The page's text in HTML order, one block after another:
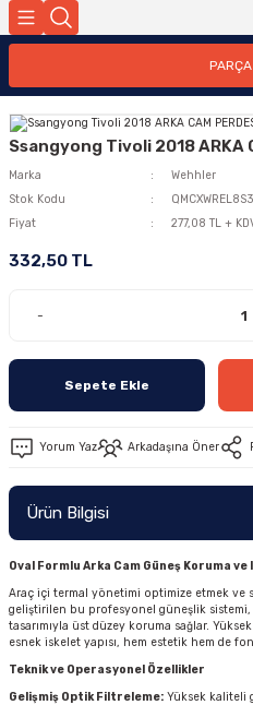
PARÇA
Ssangyong Tivoli 2018 ARKA
Marka
Wehhler
Stok Kodu
Fiyat
277,08 TL +
332,50 TL
-
Sepete Ekle
Yorum Yaz Arkadaşına Öner
Ürün Bilgisi
Oval Formlu Arka Cam Güneş Koruma
Araç içi termal yönetimi optimize etmek ve
geliştirilen bu profesyonel güneşlik
tasarımıyla üst düzey koruma sağlar.
esnek iskelet yapısı, hem estetik hem de
Teknik ve Operasyonel Özellikler
Gelişmiş Optik Filtreleme: Yüksek kaliteli